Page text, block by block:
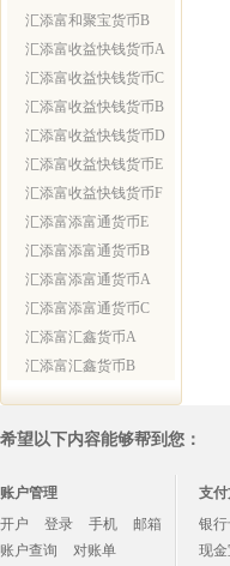
汇添富和聚宝货币B
汇添富收益快钱货币A
汇添富收益快钱货币C
汇添富收益快钱货币B
汇添富收益快钱货币D
汇添富收益快钱货币E
汇添富收益快钱货币F
汇添富添富通货币E
汇添富添富通货币B
汇添富添富通货币A
汇添富添富通货币C
汇添富汇鑫货币A
汇添富汇鑫货币B
希望以下内容能够帮到您：
账户管理
开户
登录 手机
邮箱
账户查询
对账单
支
银
现